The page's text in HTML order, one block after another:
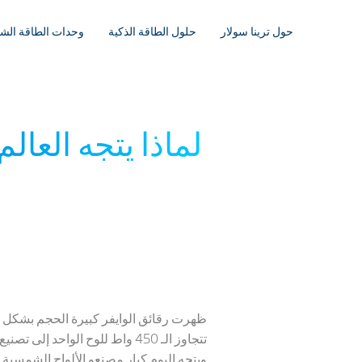
حول ترينا سولار حلول الطاقة الذكية وحدات الطاقة
لماذا يتجه
تتجاوز الـ 450 واط للوح الواحد إلى تصنيع ألواح باستطاعات عالية تتجاوز الـ 650 واط.
ويتجه اليوم كبار مصنعو الألواح